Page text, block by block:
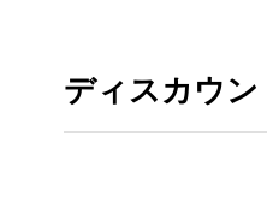
ディスカウ